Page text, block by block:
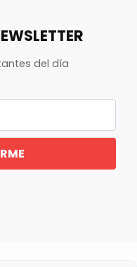
del día